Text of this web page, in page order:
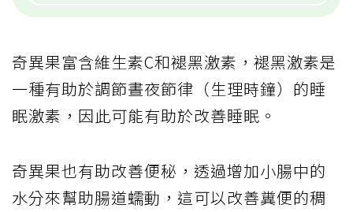
奇異果富含維生素C和褪黑激素，褪黑激素是
一種有助於調節晝夜節律（生理時鐘）的睡
眠激素，因此可能有助於改善睡眠。
奇異果也有助改善便秘，透過增加小腸中的
水分來幫助腸道蠕動，這可以改善糞便的稠